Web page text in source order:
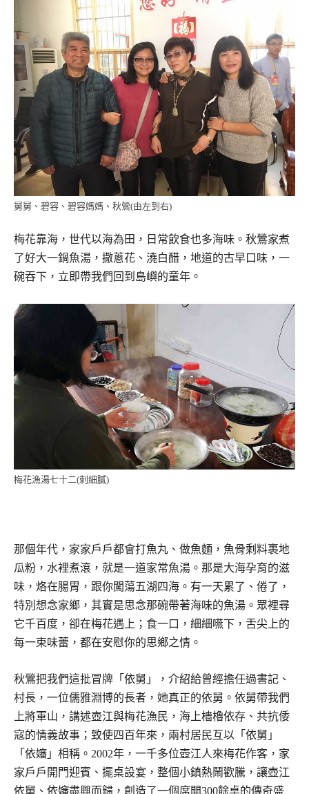
舅舅、碧容、碧容媽媽、秋鶯(由左到右)
梅花靠海，世代以海為田，日常飲食也多海味。秋鶯家煮
了好大一鍋魚湯，撒蔥花、澆白醋，地道的古早口味，一
碗吞下，立即帶我們回到島嶼的童年。
梅花漁湯七十二(刺細膩)
那個年代，家家戶戶都會打魚丸、做魚麵，魚骨剩料裹地
瓜粉，水裡煮滾，就是一道家常魚湯。那是大海孕育的滋
味，烙在腸胃，跟你闖蕩五湖四海。有一天累了、倦了，
特別想念家鄉，其實是思念那碗帶著海味的魚湯。眾裡尋
它千百度，卻在梅花遇上；食一口，細細嚥下，舌尖上的
每一束味蕾，都在安慰你的思鄉之情。
秋鶯把我們這批冒牌「依舅」，介紹給曾經擔任過書記、
村長，一位儒雅淵博的長者，她真正的依舅。依舅帶我們
上將軍山，講述壺江與梅花漁民，海上檣櫓依存、共抗倭
寇的情義故事；致使四百年來，兩村居民互以「依舅」
「依嬸」相稱。2002年，一千多位壺江人來梅花作客，家
家戶戶開門迎賓、擺桌設宴，整個小鎮熱鬧歡騰，讓壺江
依舅、依嬸盡興而歸，創造了一個席開300餘桌的傳奇盛